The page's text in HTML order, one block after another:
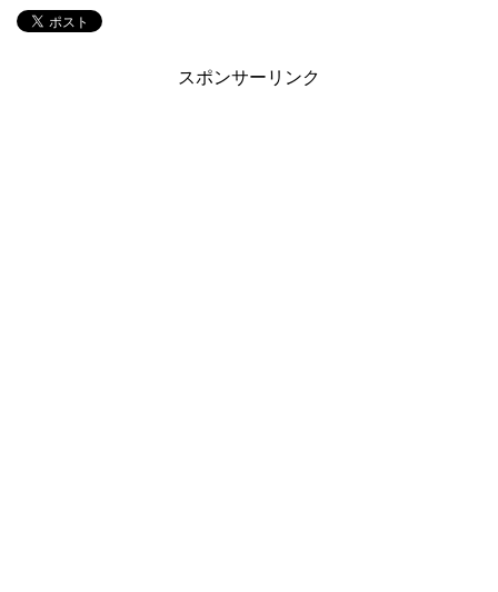
スポンサーリンク